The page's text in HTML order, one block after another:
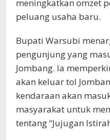
meningkatkan omzet
peluang usaha baru.
Bupati Warsubi
pengunjung yang
Jombang. Ia
akan keluar tol
kendaraan akan
masyarakat untuk
tentang “Jujugan